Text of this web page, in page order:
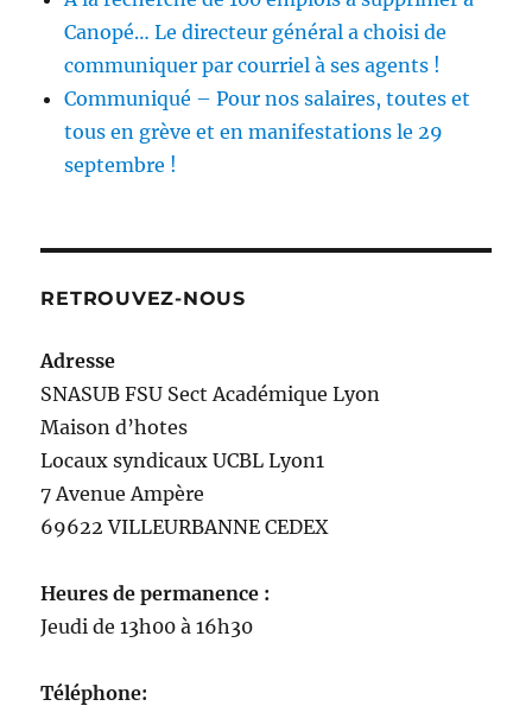
Canopé… Le directeur général a choisi de
communiquer par courriel à ses agents !
Communiqué – Pour nos salaires, toutes et
tous en grève et en manifestations le 29
septembre !
RETROUVEZ-NOUS
Adresse
SNASUB FSU Sect Académique Lyon
Maison d’hotes
Locaux syndicaux UCBL Lyon1
7 Avenue Ampère
69622 VILLEURBANNE CEDEX
Heures de permanence :
Jeudi de 13h00 à 16h30
Téléphone: